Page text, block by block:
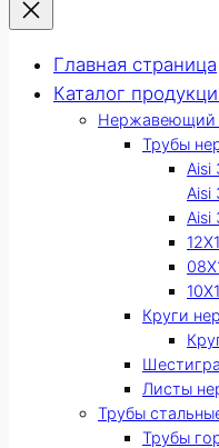
Главная страница
Каталог
Нержавеющий
Трубы
Aisi
Aisi
Aisi
Круги
Листы
Трубы
Трубы